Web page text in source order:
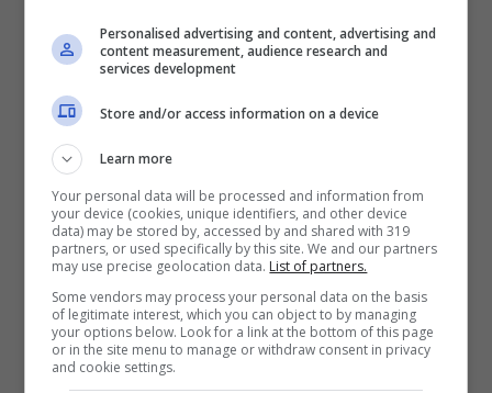
Nient’affatto, parola della diretta interessata.
La Fagnani è libera al 100% in quello che
dice o riceve delle censure da parte della
Rai? Un particolare molto interessante da
indagare.
“La libertà te la dai. È un concetto che mi
è molto chiaro dentro di me” ha spiegato la
giornalista in una recente intervista
precisando che
Personalised advertising and content, advertising and
content measurement, audience research and
services development
Store and/or access information on a device
Learn more
Your personal data will be processed and information from
your device (cookies, unique identifiers, and other device
data) may be stored by, accessed by and shared with 319
partners, or used specifically by this site. We and our partners
may use precise geolocation data. List of partners.
Some vendors may process your personal data on the basis
of legitimate interest, which you can object to by managing
your options below. Look for a link at the bottom of this page
or in the site menu to manage or withdraw consent in privacy
and cookie settings.